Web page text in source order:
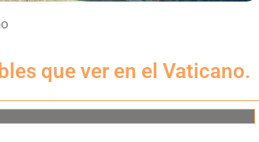
que ver en el Vaticano.